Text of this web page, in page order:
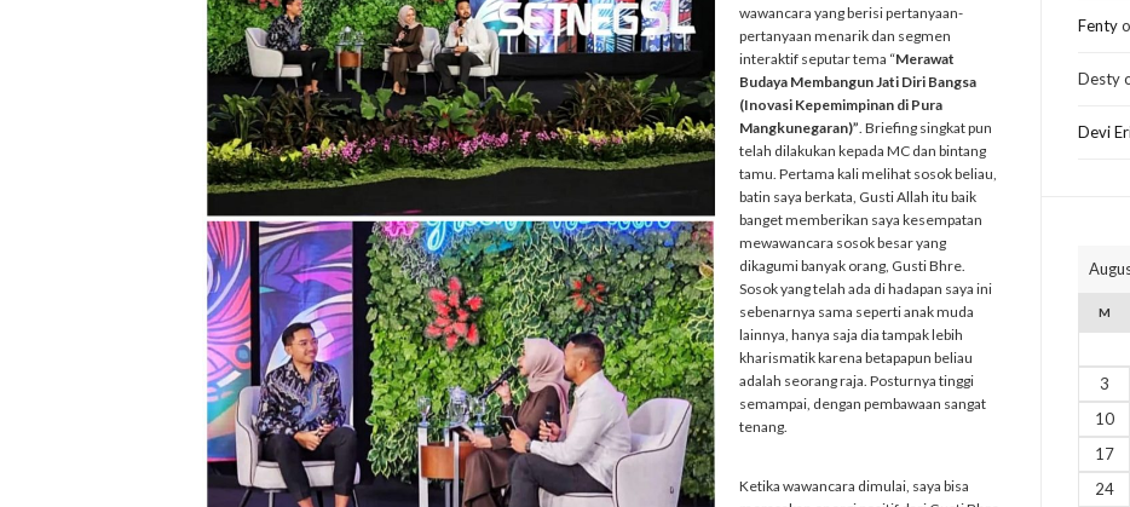
wawancara yang berisi pertanyaan-
pertanyaan menarik dan segmen
interaktif seputar tema “Merawat
Budaya Membangun Jati Diri Bangsa
(Inovasi Kepemimpinan di Pura
Mangkunegaran)” . Briefing singkat pun
telah dilakukan kepada MC dan bintang
tamu. Pertama kali melihat sosok beliau,
batin saya berkata, Gusti Allah itu baik
banget memberikan saya kesempatan
mewawancara sosok besar yang
dikagumi banyak orang, Gusti Bhre.
Sosok yang telah ada di hadapan saya ini
sebenarnya sama seperti anak muda
lainnya, hanya saja dia tampak lebih
kharismatik karena betapapun beliau
adalah seorang raja. Posturnya tinggi
semampai, dengan pembawaan sangat
tenang.
Ketika wawancara dimulai, saya bisa
Fenty
Desty
Devi
M
3
10
17
24